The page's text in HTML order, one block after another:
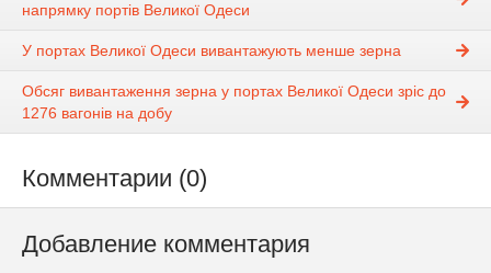
напрямку портів Великої Одеси
У портах Великої Одеси вивантажують менше зерна
Обсяг вивантаження зерна у портах Великої Одеси зріс до
1276 вагонів на добу
Комментарии (0)
Добавление комментария